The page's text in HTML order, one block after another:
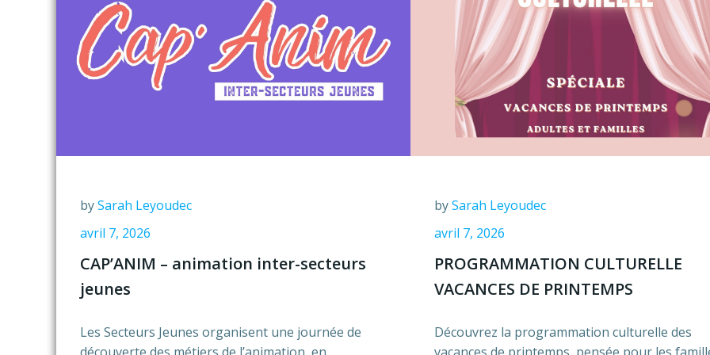
bySarah Leyoudec
avril 7, 2026
CAP’ANIM – animation inter-secteurs
jeunes
Les Secteurs Jeunes organisent une journée de
bySarah Leyoudec
avril 7, 2026
PROGRAMMATION CULTURELLE
VACANCES DE PRINTEMPS
Découvrez la programmation culturelle des